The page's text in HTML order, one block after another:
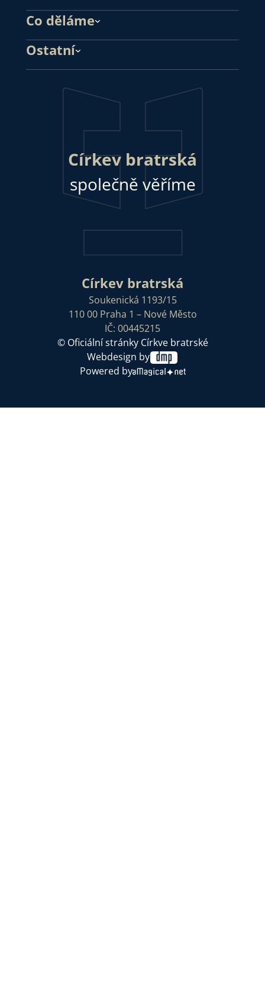
Co děláme
Ostatní
Církev bratrská
společně věříme
Církev bratrská
Soukenická 1193/15
110 00 Praha 1 – Nové Město
IČ: 00445215
© Oficiální stránky Církve bratrské
Webdesign by
Powered by